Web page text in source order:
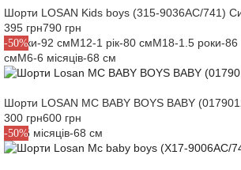
Шорти LOSAN Kids boys (315-9036AC/741)
395 грн790 грн
-50%
2 роки-92 смM12-1 рік-80 смM18-1.5 роки-86
смM6-6 місяців-68 см
Шорти LOSAN MC BABY BOYS BABY
300 грн600 грн
-50%
M6-6 місяців-68 см